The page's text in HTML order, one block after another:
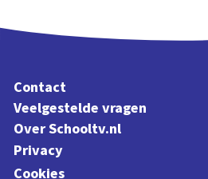
Contact
Veelgestelde vragen
Over Schooltv.nl
Privacy
Cookies